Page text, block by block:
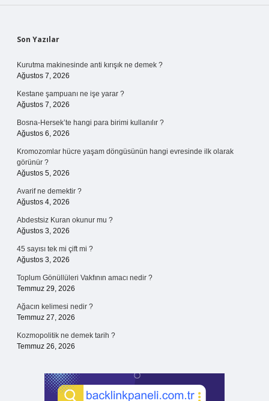
Sidebar
Son Yazılar
Kurutma makinesinde anti kırışık ne demek ?
Ağustos 7, 2026
Kestane şampuanı ne işe yarar ?
Ağustos 7, 2026
Bosna-Hersek’te hangi para birimi kullanılır ?
Ağustos 6, 2026
Kromozomlar hücre yaşam döngüsünün hangi evresinde ilk olarak
görünür ?
Ağustos 5, 2026
Avarif ne demektir ?
Ağustos 4, 2026
Abdestsiz Kuran okunur mu ?
Ağustos 3, 2026
45 sayısı tek mi çift mi ?
Ağustos 3, 2026
Toplum Gönüllüleri Vakfının amacı nedir ?
Temmuz 29, 2026
Ağacın kelimesi nedir ?
Temmuz 27, 2026
Kozmopolitik ne demek tarih ?
Temmuz 26, 2026